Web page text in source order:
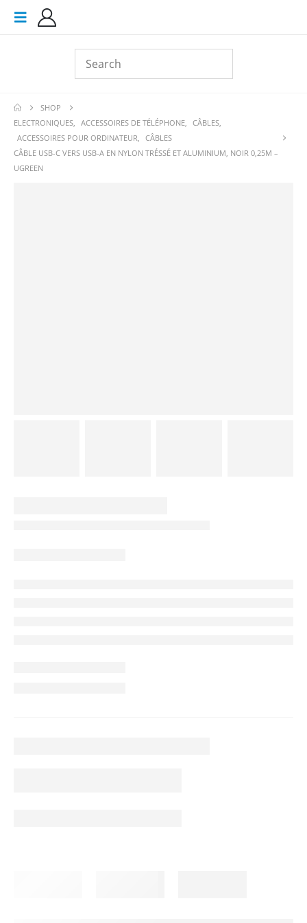
SHOP
ELECTRONIQUES, ACCESSOIRES DE TÉLÉPHONE, CÂBLES,
ACCESSOIRES POUR ORDINATEUR, CÂBLES
CÂBLE USB-C VERS USB-A EN NYLON TRÉSSÉ ET ALUMINIUM, NOIR 0,25M –
UGREEN